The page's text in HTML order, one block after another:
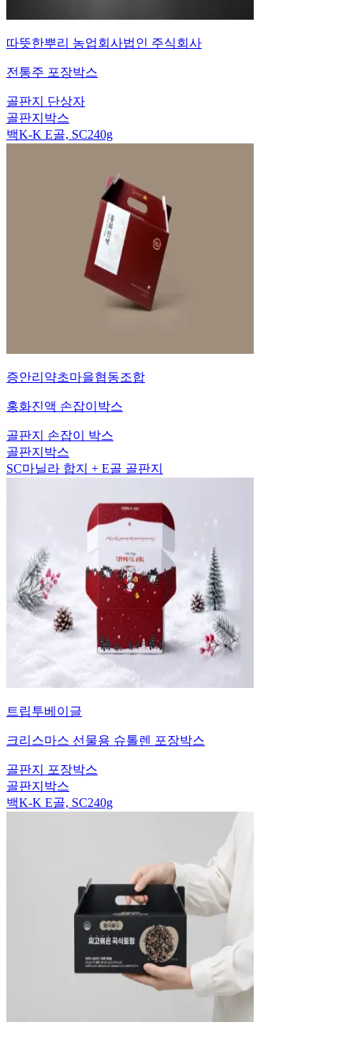
따뜻한뿌리 농업회사법인 주식회사
전통주 포장박스
골판지 단상자
골판지박스
백K-K E골, SC240g
증안리약초마을협동조합
홍화진액 손잡이박스
골판지 손잡이 박스
골판지박스
SC마닐라 합지 + E골 골판지
트립투베이글
크리스마스 선물용 슈톨렌 포장박스
골판지 포장박스
골판지박스
백K-K E골, SC240g